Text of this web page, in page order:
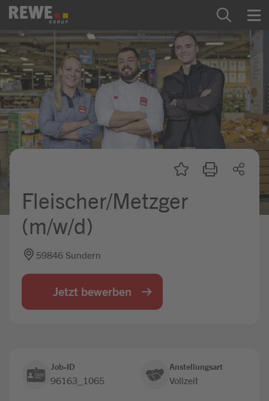
Zum Inhalt springen
Startseite
REWE Group als Arbeitgeber
Ausbildung & Studium
Praktikum & Werkstudium
Mein Kandidat:innenprofil
Fleischer/Metzger
(m/w/d)
59846 Sundern
Jetzt bewerben
Job-ID
96163_1065
Anstellungsart
Vollzeit